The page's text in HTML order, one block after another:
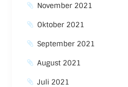
November 2021
Oktober 2021
September 2021
August 2021
Juli 2021